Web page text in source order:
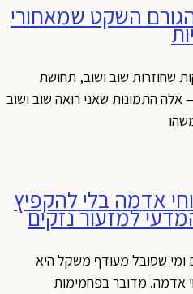
הגורם השקט שמאחורי
שחוזרות שוב ושוב, תחושת
התמונות שאני רואה שוב ושוב
אדמה בלי להקפיץ
למזעור נזקים
ומי שסובל מעודף משקל היא
אדמה. מדובר בפחמימות